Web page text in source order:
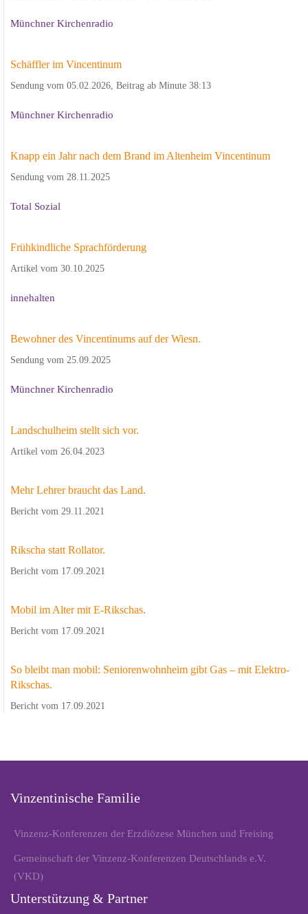
Münchner Kirchenradio
Schäffler im Vincentinum
Sendung vom 05.02.2026, Beitrag ab Minute 38:13
Münchner Kirchenradio
Knapp ein Jahr nach dem Brand im Altenheim Vincentinum
Sendung vom 28.11.2025
Total Sozial
Frühkindliche Sprachförderung
Artikel vom 30.10.2025
innehalten
Bewohner des Vincentinums auf der Wiesn.
Sendung vom 25.09.2025
Münchner Kirchenradio
Landschulheim stellt sich vor.
Artikel vom 26.04.2023
Mehr Lehrer braucht das Land.
Bericht vom 29.11.2021
Rikscha statt Rollator.
Bericht vom 17.09.2021
Mobil im Alter mit E-Rikschas.
Bericht vom 17.09.2021
So bleibt man mobil: Seniorenwohnheim gibt Gas – mit Elektro-
Rikschas.
Bericht vom 17.09.2021
Vinzentinische Familie
Vinzenz-Konferenzen der Erzdiözese München und Freising
Gemeinschaft der Vinzenz-Konferenzen Deutschlands e.V.
(VKD)
Unterstützung & Partner